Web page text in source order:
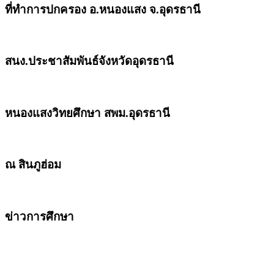
ที่ทำการปกครอง อ.หนองแสง จ.อุดรธานี
สนง.ประชาสัมพันธ์จังหวัดอุดรธานี
หนองแสงวิทยศึกษา สพม.อุดรธานี
ณ สินภูฮ่อม
ข่าวการศึกษา